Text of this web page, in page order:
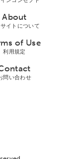
About
イトについて
of Use
利用規定
問い合わせ